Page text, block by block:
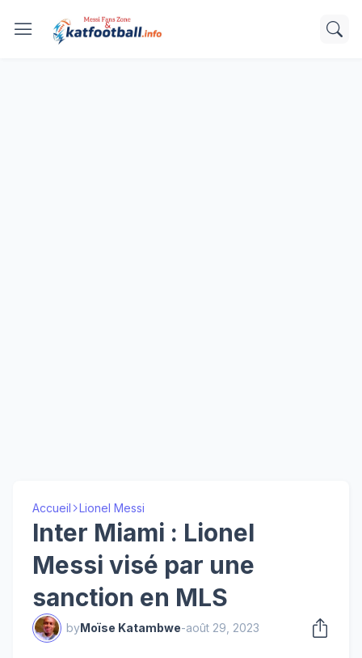
Accueil Lionel Messi
Inter Miami : Lionel
Messi visé par une
sanction en MLS
byMoïse Katambwe-août 29, 2023